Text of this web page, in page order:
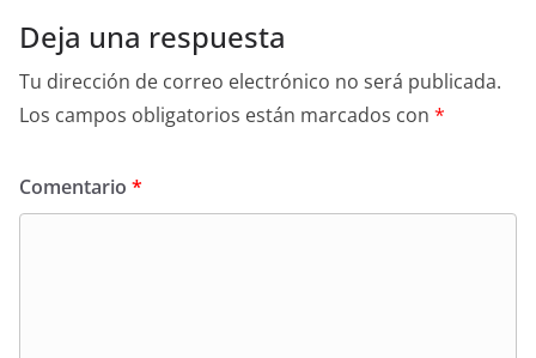
Deja una respuesta
Tu dirección de correo electrónico no será publicada.
Los campos obligatorios están marcados con *
Comentario *